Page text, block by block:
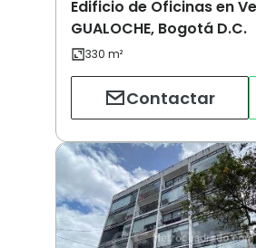
Edificio de Oficinas en
GUALOCHE, Bogotá D.C.
Contactar